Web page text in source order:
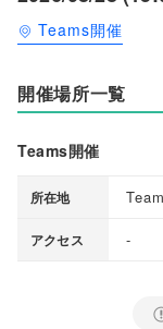
Teams開催
開催場所一覧
Teams開催
所在地
アクセス -